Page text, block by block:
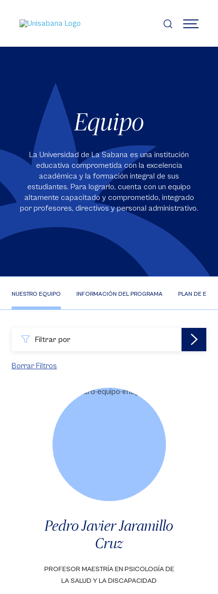
contenido
principal
MENÚ
Equipo
La Universidad de La Sabana es una institución
educativa comprometida con la excelencia
académica y la formación integral de sus
estudiantes. Para lograrlo, cuenta con un equipo
altamente capacitado y comprometido, integrado
por profesores, directivos y personal administrativo.
NUESTRO EQUIPO INFORMACIÓN DEL PROGRAMA PLAN DE
Filtrar por
Borrar Filtros
Pedro Javier Jaramillo
Cruz
PROFESOR MAESTRÍA EN PSICOLOGÍA DE
LA SALUD Y LA DISCAPACIDAD